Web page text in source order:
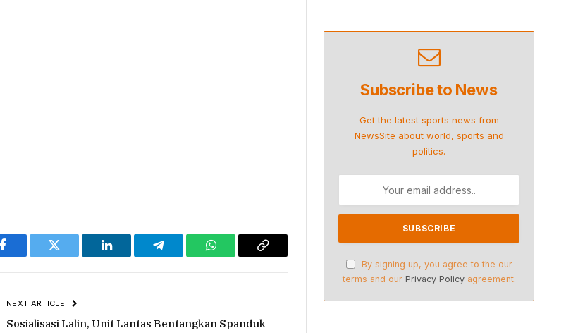
Facebook Twitter LinkedIn Telegram WhatsAppCopy
NEXT ARTICLE
Sosialisasi Lalin, Unit Lantas Bentangkan Spanduk
Subscribe to News
Get the latest sports news from
NewsSite about world, sports and
politics.
By signing up, you agree to the our
terms and our Privacy Policyagreement.